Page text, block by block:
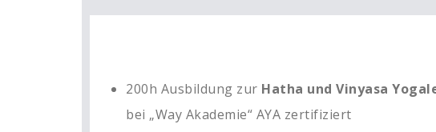
200h Ausbildung zur Hatha und Vinyasa
bei „Way Akademie“ AYA zertifiziert